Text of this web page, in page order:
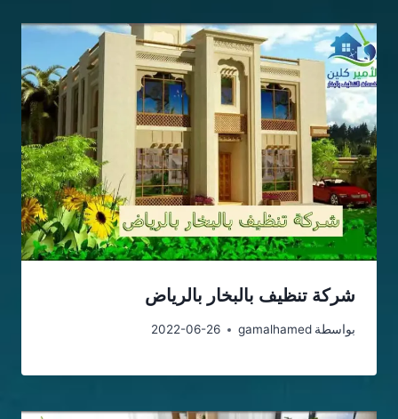
شركة تنظيف بالبخار بالرياض
بواسطة gamalhamed
2022-06-26